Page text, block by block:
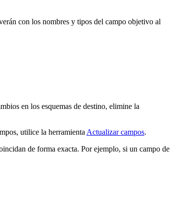
con los nombres y tipos del campo objetivo al
en los esquemas de destino, elimine la
utilice la herramienta Actualizar campos.
de forma exacta. Por ejemplo, si un campo de